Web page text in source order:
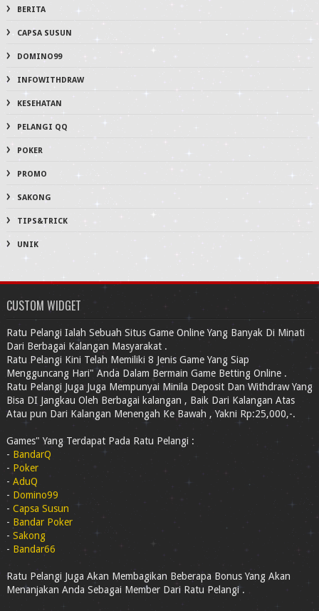
BERITA
CAPSA SUSUN
DOMINO99
INFOWITHDRAW
KESEHATAN
PELANGI QQ
POKER
PROMO
SAKONG
TIPS&TRICK
UNIK
CUSTOM WIDGET
Ratu Pelangi Ialah Sebuah Situs Game Online Yang Banyak Di Minati
Dari Berbagai Kalangan Masyarakat .
Ratu Pelangi Kini Telah Memiliki 8 Jenis Game Yang Siap
Mengguncang Hari" Anda Dalam Bermain Game Betting Online .
Ratu Pelangi Juga Juga Mempunyai Minila Deposit Dan Withdraw Yang
Bisa DI Jangkau Oleh Berbagai kalangan , Baik Dari Kalangan Atas
Atau pun Dari Kalangan Menengah Ke Bawah , Yakni Rp:25,000,-.
Games" Yang Terdapat Pada Ratu Pelangi :
- BandarQ
- Poker
- AduQ
- Domino99
- Capsa Susun
- Bandar Poker
- Sakong
- Bandar66
Ratu Pelangi Juga Akan Membagikan Beberapa Bonus Yang Akan
Menanjakan Anda Sebagai Member Dari Ratu Pelangi .